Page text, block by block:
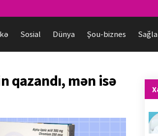
Sosial Dünya Şou-biznes
qazandı, mən isə